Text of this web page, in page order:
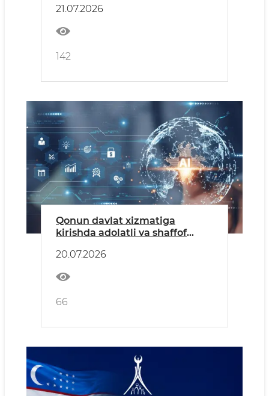
21.07.2026
142
Qonun davlat xizmatiga
kirishda adolatli va shaffof
20.07.2026
66